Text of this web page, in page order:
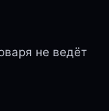
не ведёт